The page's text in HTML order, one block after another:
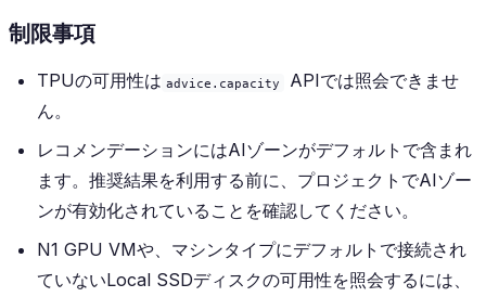
制限事項
TPUの可用性は advice.capacity
APIでは照会できませ
ん。
レコメンデーションにはAIゾーンがデフォルトで含まれ
ます。推奨結果を利用する前に、プロジェクトでAIゾー
ンが有効化されていることを確認してください。
N1 GPU VMや、マシンタイプにデフォルトで接続され
ていないLocal SSDディスクの可用性を照会するには、